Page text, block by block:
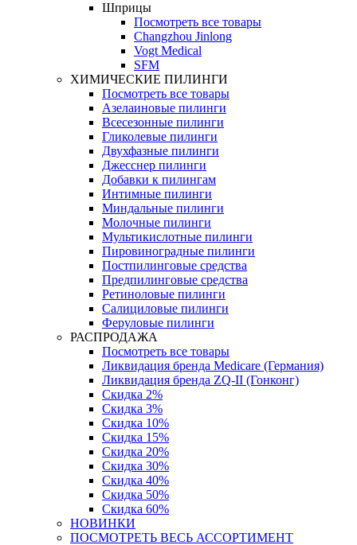
Шприцы
Посмотреть все товары
Changzhou Jinlong
Vogt Medical
SFM
ХИМИЧЕСКИЕ ПИЛИНГИ
Посмотреть все товары
Азелаиновые пилинги
Всесезонные пилинги
Гликолевые пилинги
Двухфазные пилинги
Джесснер пилинги
Добавки к пилингам
Интимные пилинги
Миндальные пилинги
Молочные пилинги
Мультикислотные пилинги
Пировиноградные пилинги
Постпилинговые средства
Предпилинговые средства
Ретиноловые пилинги
Салициловые пилинги
Феруловые пилинги
РАСПРОДАЖА
Посмотреть все товары
Ликвидация бренда Medicare (Германия)
Ликвидация бренда ZQ-II (Гонконг)
Скидка 2%
Скидка 3%
Скидка 10%
Скидка 15%
Скидка 20%
Скидка 30%
Скидка 40%
Скидка 50%
Скидка 60%
НОВИНКИ
ПОСМОТРЕТЬ ВЕСЬ АССОРТИМЕНТ